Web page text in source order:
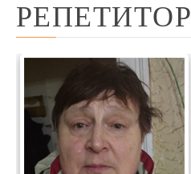
РЕПЕТИТОР